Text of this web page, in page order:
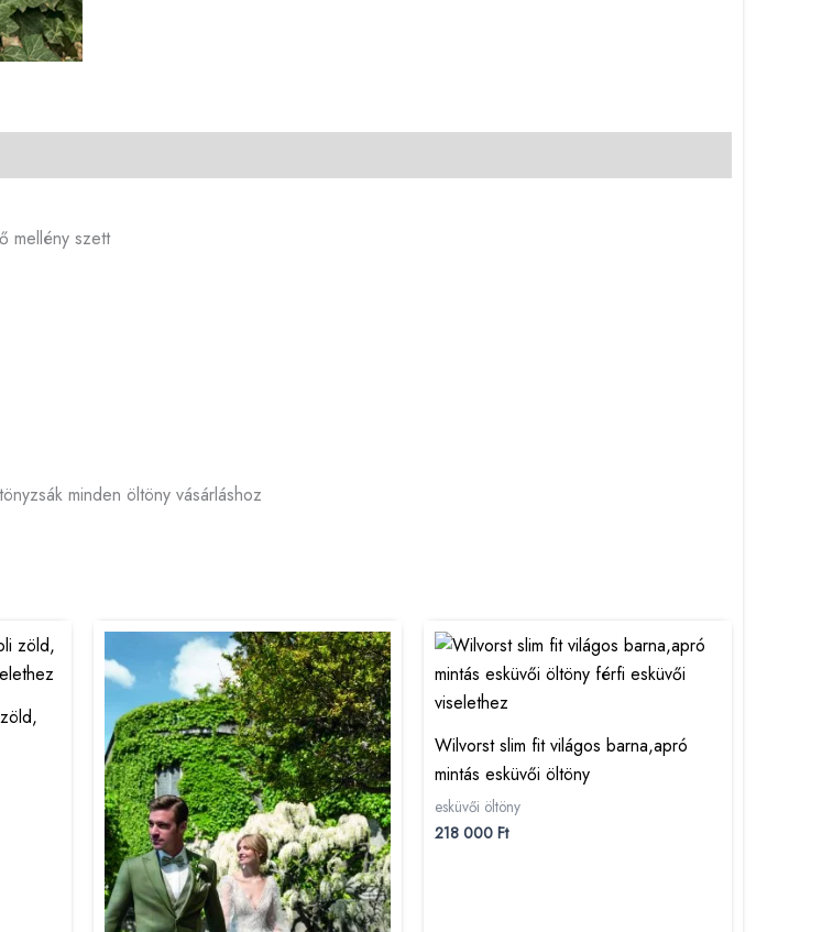
mellény szett
minden öltöny vásárláshoz
Wilvorst slim fit világos barna,apró
mintás esküvői öltöny
esküvői öltöny
218 000 Ft